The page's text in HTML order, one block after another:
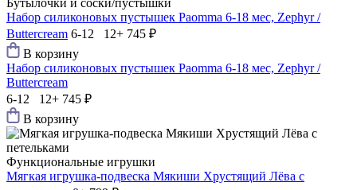
Бутылочки и соски/пустышки
Набор силиконовых пустышек Paomma 6-18 мес, Zephyr /
Buttercream 6-12 12+ 745 ₽
В корзину
Набор силиконовых пустышек Paomma 6-18 мес, Zephyr /
Buttercream
6-12 12+ 745 ₽
В корзину
Функциональные игрушки
Мягкая игрушка-подвеска Мякиши Хрустящий Лёва с